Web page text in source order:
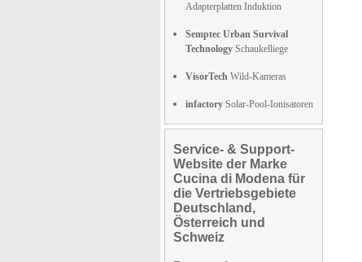
Adapterplatten Induktion
Semptec Urban Survival
Technology Schaukelliege
VisorTech Wild-Kameras
infactory Solar-Pool-Ionisatoren
Service- & Support-
Website der Marke
Cucina di Modena für
die Vertriebsgebiete
Deutschland,
Österreich und
Schweiz